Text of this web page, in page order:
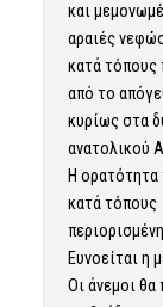
και
αραιές
κατά τόπους
από το
κυρίως στα
ανατολικού
Η ορατότητα
κατά τόπους
Ευνοείται η
Οι άνεμοι θα